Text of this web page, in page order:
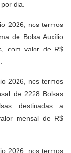
dia.
2026, nos termos
de Bolsa Auxílio
com valor de R$
2026, nos termos
de 2228 Bolsas
destinadas a
mensal de R$
2026, nos termos